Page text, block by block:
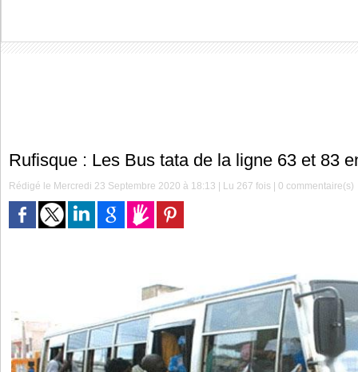
Rufisque : Les Bus tata de la ligne 63 et 83
Rédigé le Mercredi 23 Septembre 2020 à 18:13 | Lu 267 fois |0 commentaire(s)